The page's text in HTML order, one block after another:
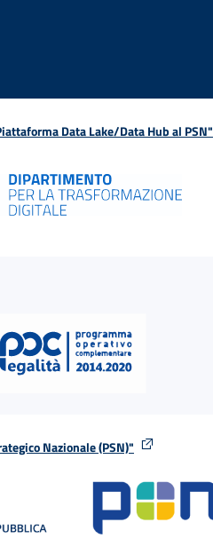
Data Lake/Data Hub al PSN"
Nazionale (PSN)"